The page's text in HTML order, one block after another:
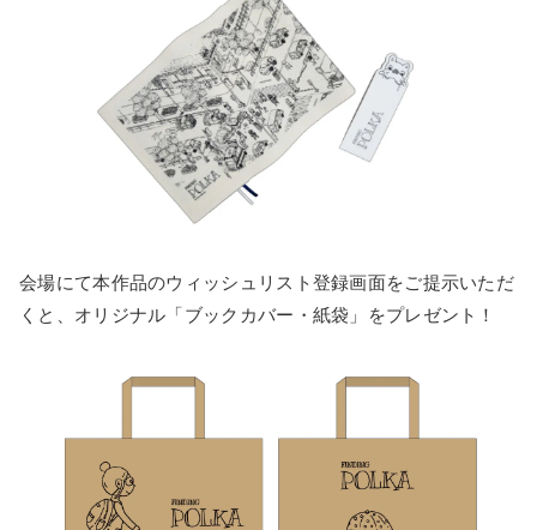
会場にて本作品のウィッシュリスト登録画面をご提示いただ
くと、オリジナル「ブックカバー・紙袋」をプレゼント！